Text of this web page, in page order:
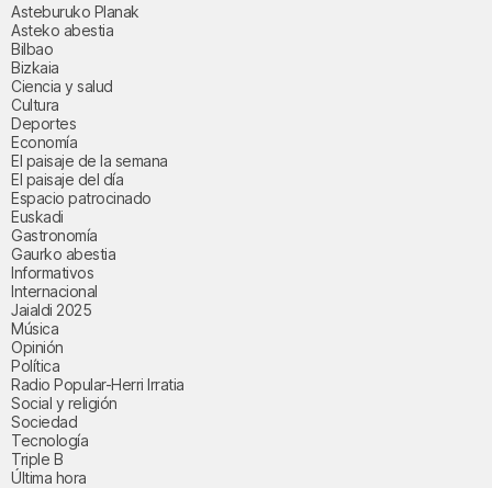
Asteburuko Planak
Asteko abestia
Bilbao
Bizkaia
Ciencia y salud
Cultura
Deportes
Economía
El paisaje de la semana
El paisaje del día
Espacio patrocinado
Euskadi
Gastronomía
Gaurko abestia
Informativos
Internacional
Jaialdi 2025
Música
Opinión
Política
Radio Popular-Herri Irratia
Social y religión
Sociedad
Tecnología
Triple B
Última hora